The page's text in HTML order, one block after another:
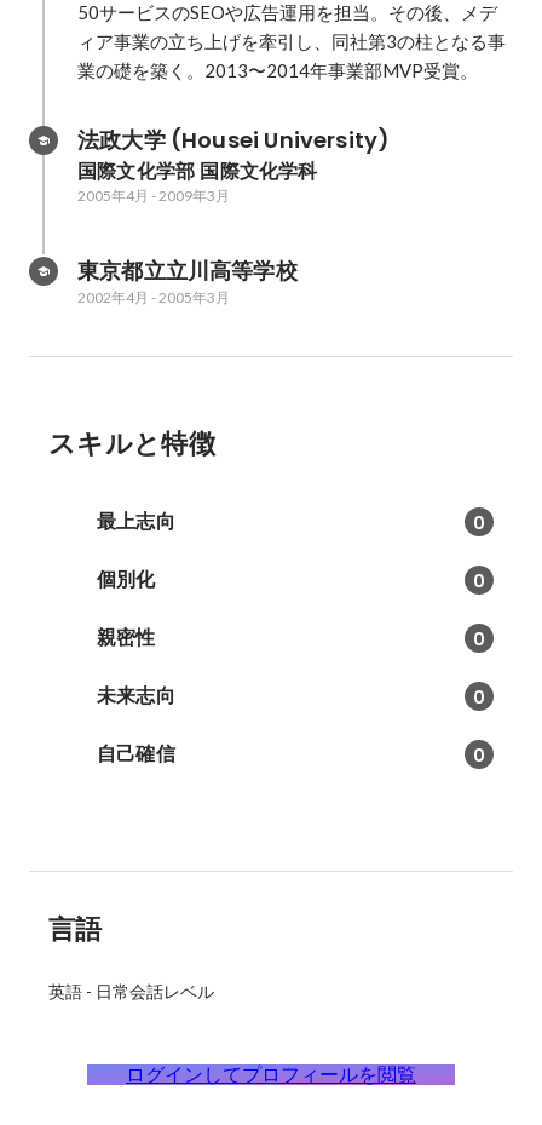
50サービスのSEOや広告運用を担当。その後、メデ
ィア事業の立ち上げを牽引し、同社第3の柱となる事
業の礎を築く。2013〜2014年事業部MVP受賞。
法政大学 (Housei University)
国際文化学部 国際文化学科
2005年4月 -2009年3月
東京都立立川高等学校
2002年4月 -2005年3月
スキルと特徴
最上志向 0
個別化 0
親密性 0
未来志向 0
自己確信 0
言語
英語 - 日常会話レベル
ログインしてプロフィールを閲覧